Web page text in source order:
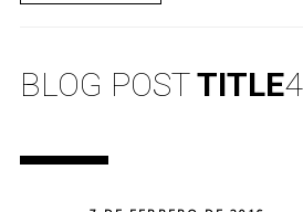
BLOG POSTTITLE4